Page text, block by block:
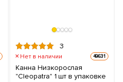
3
Нет в наличии 49631
Канна Низкорослая
"Cleopatra" 1 шт в упаковке